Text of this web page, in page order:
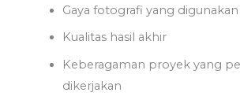
Gaya fotografi yang digunakan
Kualitas hasil akhir
Keberagaman proyek yang
dikerjakan